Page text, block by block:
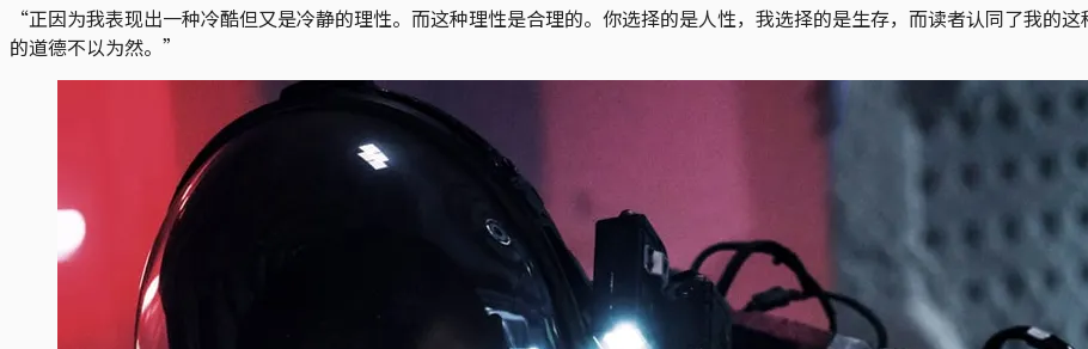
“正因为我表现出一种冷酷但又是冷静的理性。而这种理性是合理的。你选择的是人性，我选择的是生存，而读者认同了我的
的道德不以为然。”